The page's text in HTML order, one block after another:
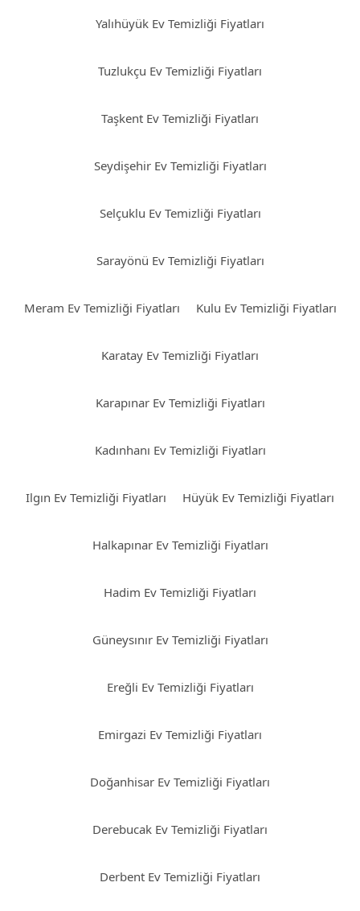
Yalıhüyük Ev Temizliği Fiyatları
Tuzlukçu Ev Temizliği Fiyatları
Taşkent Ev Temizliği Fiyatları
Seydişehir Ev Temizliği Fiyatları
Selçuklu Ev Temizliği Fiyatları
Sarayönü Ev Temizliği Fiyatları
Meram Ev Temizliği Fiyatları Kulu Ev Temizliği Fiyatları
Karatay Ev Temizliği Fiyatları
Karapınar Ev Temizliği Fiyatları
Kadınhanı Ev Temizliği Fiyatları
Ilgın Ev Temizliği Fiyatları Hüyük Ev Temizliği Fiyatları
Halkapınar Ev Temizliği Fiyatları
Hadim Ev Temizliği Fiyatları
Güneysınır Ev Temizliği Fiyatları
Ereğli Ev Temizliği Fiyatları
Emirgazi Ev Temizliği Fiyatları
Doğanhisar Ev Temizliği Fiyatları
Derebucak Ev Temizliği Fiyatları
Derbent Ev Temizliği Fiyatları